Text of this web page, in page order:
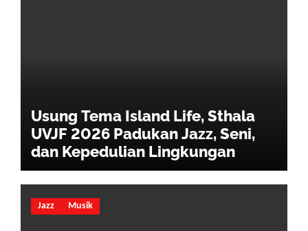
Usung Tema Island Life, Sthala
UVJF 2026 Padukan Jazz, Seni,
dan Kepedulian Lingkungan
Jazz Musik